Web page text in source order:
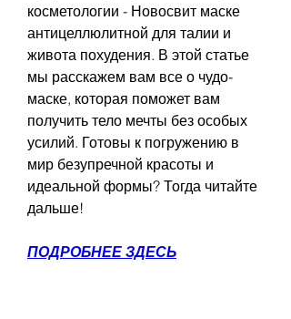
косметологии - Новосвит маске
антицеллюлитной для талии и
живота похудения. В этой статье
мы расскажем вам все о чудо-
маске, которая поможет вам
получить тело мечты без особых
усилий. Готовы к погружению в
мир безупречной красоты и
идеальной формы? Тогда читайте
дальше!
ПОДРОБНЕЕ ЗДЕСЬ